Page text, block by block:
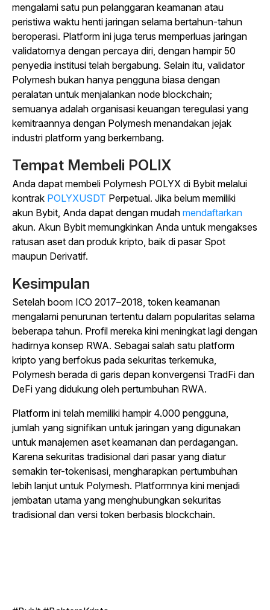
mengalami satu pun pelanggaran keamanan atau
peristiwa waktu henti jaringan selama bertahun-tahun
beroperasi. Platform ini juga terus memperluas jaringan
validatornya dengan percaya diri, dengan hampir 50
penyedia institusi telah bergabung. Selain itu, validator
Polymesh bukan hanya pengguna biasa dengan
peralatan untuk menjalankan node blockchain;
semuanya adalah organisasi keuangan teregulasi yang
kemitraannya dengan Polymesh menandakan jejak
industri platform yang berkembang.
Tempat Membeli POLIX
Anda dapat membeli Polymesh POLYX di Bybit melalui
kontrak POLYXUSDT Perpetual. Jika belum memiliki
akun Bybit, Anda dapat dengan mudah mendaftarkan
akun. Akun Bybit memungkinkan Anda untuk mengakses
ratusan aset dan produk kripto, baik di pasar Spot
maupun Derivatif.
Kesimpulan
Setelah boom ICO 2017–2018, token keamanan
mengalami penurunan tertentu dalam popularitas selama
beberapa tahun. Profil mereka kini meningkat lagi dengan
hadirnya konsep RWA. Sebagai salah satu platform
kripto yang berfokus pada sekuritas terkemuka,
Polymesh berada di garis depan konvergensi TradFi dan
DeFi yang didukung oleh pertumbuhan RWA.
Platform ini telah memiliki hampir 4.000 pengguna,
jumlah yang signifikan untuk jaringan yang digunakan
untuk manajemen aset keamanan dan perdagangan.
Karena sekuritas tradisional dari pasar yang diatur
semakin ter-tokenisasi, mengharapkan pertumbuhan
lebih lanjut untuk Polymesh. Platformnya kini menjadi
jembatan utama yang menghubungkan sekuritas
tradisional dan versi token berbasis blockchain.